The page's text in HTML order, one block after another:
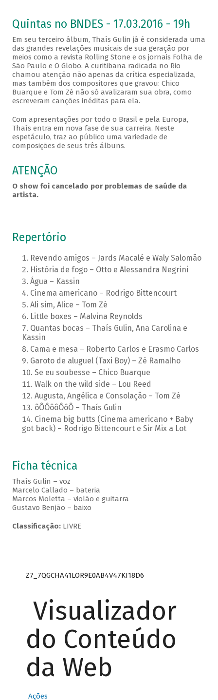
Quintas no BNDES - 17.03.2016 - 19h
Em seu terceiro álbum, Thaís Gulin já é considerada uma
das grandes revelações musicais de sua geração por
meios como a revista Rolling Stone e os jornais Folha de
São Paulo e O Globo. A curitibana radicada no Rio
chamou atenção não apenas da crítica especializada,
mas também dos compositores que gravou: Chico
Buarque e Tom Zé não só avalizaram sua obra, como
escreveram canções inéditas para ela.
Com apresentações por todo o Brasil e pela Europa,
Thaís entra em nova fase de sua carreira. Neste
espetáculo, traz ao público uma variedade de
composições de seus três álbuns.
ATENÇÃO
O show foi cancelado por problemas de saúde da
artista.
Repertório
Revendo amigos – Jards Macalé e Waly Salomão
História de fogo – Otto e Alessandra Negrini
Água – Kassin
Cinema americano – Rodrigo Bittencourt
Ali sim, Alice – Tom Zé
Little boxes – Malvina Reynolds
Quantas bocas – Thaís Gulin, Ana Carolina e
Kassin
Cama e mesa – Roberto Carlos e Erasmo Carlos
Garoto de aluguel (Taxi Boy) – Zé Ramalho
Se eu soubesse – Chico Buarque
Walk on the wild side – Lou Reed
Augusta, Angélica e Consolação – Tom Zé
ôÔÔôôÔôÔ – Thaís Gulin
Cinema big butts (Cinema americano + Baby
got back) – Rodrigo Bittencourt e Sir Mix a Lot
Ficha técnica
Thaís Gulin – voz
Marcelo Callado – bateria
Marcos Moletta – violão e guitarra
Gustavo Benjão – baixo
Classificação: LIVRE
Z7_7QGCHA41LOR9E0AB4V47KI18D6
Visualizador
do Conteúdo
da Web
Ações